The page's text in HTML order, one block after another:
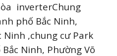
inverterChung
phố Bắc Ninh,
Ninh ,chung cư Park
Ninh, Phường Võ